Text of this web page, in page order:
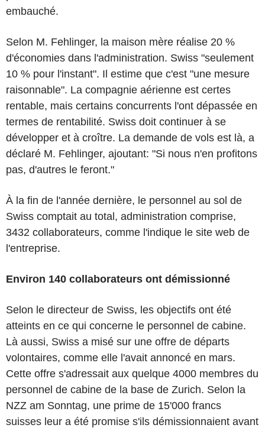
embauché.
Selon M. Fehlinger, la maison mère réalise 20 %
d'économies dans l'administration. Swiss "seulement
10 % pour l'instant". Il estime que c'est "une mesure
raisonnable". La compagnie aérienne est certes
rentable, mais certains concurrents l'ont dépassée en
termes de rentabilité. Swiss doit continuer à se
développer et à croître. La demande de vols est là, a
déclaré M. Fehlinger, ajoutant: "Si nous n'en profitons
pas, d'autres le feront."
À la fin de l'année dernière, le personnel au sol de
Swiss comptait au total, administration comprise,
3432 collaborateurs, comme l'indique le site web de
l'entreprise.
Environ 140 collaborateurs ont démissionné
Selon le directeur de Swiss, les objectifs ont été
atteints en ce qui concerne le personnel de cabine.
Là aussi, Swiss a misé sur une offre de départs
volontaires, comme elle l'avait annoncé en mars.
Cette offre s'adressait aux quelque 4000 membres du
personnel de cabine de la base de Zurich. Selon la
NZZ am Sonntag, une prime de 15'000 francs
suisses leur a été promise s'ils démissionnaient avant